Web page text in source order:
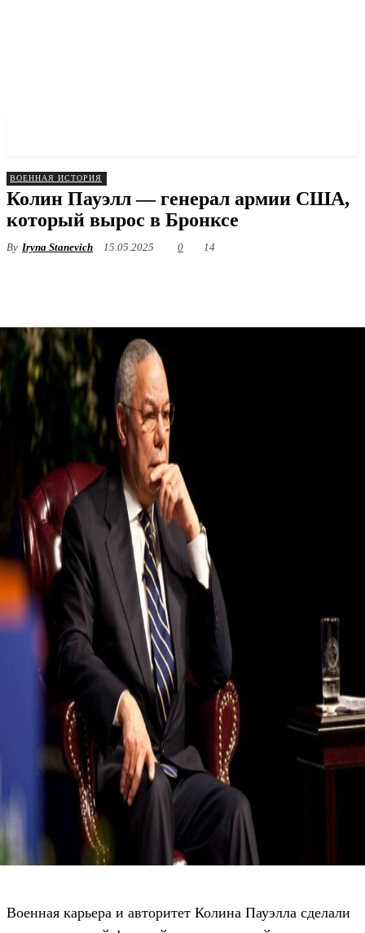
ВОЕННАЯ ИСТОРИЯ
Колин Пауэлл — генерал армии США,
который вырос в Бронксе
By Iryna Stanevich 15.05.2025 0 14
Военная карьера и авторитет Колина Пауэлла сделали